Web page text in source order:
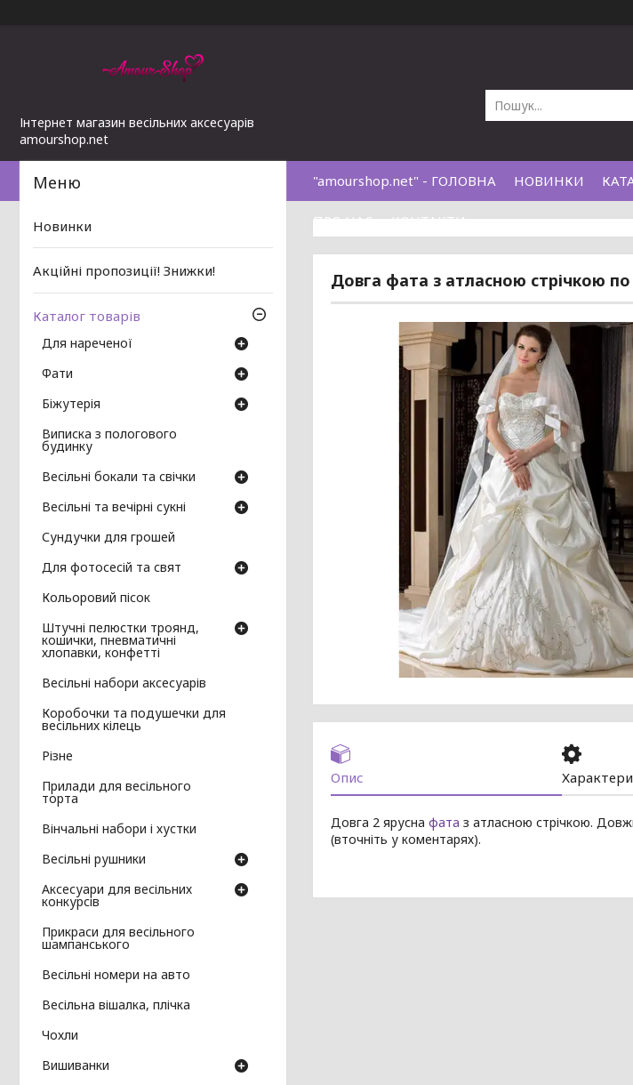
Інтернет магазин весільних аксесуарів
amourshop.net
"amourshop.net" - ГОЛОВНА НОВИНКИ
ПРО НАС КОНТАКТИ
Довга фата з атласною стрічкою
Опис
Довга 2 ярусна фата з атласною стрічкою.
(вточніть у коментарях).
Новинки
Акційні пропозиції! Знижки!
Каталог товарів
Для нареченої
Фати
Біжутерія
Виписка з пологового
будинку
Весільні бокали та свічки
Весільні та вечірні сукні
Сундучки для грошей
Для фотосесій та свят
Кольоровий пісок
Штучні пелюстки троянд,
кошички, пневматичні
хлопавки, конфетті
Весільні набори аксесуарів
Коробочки та подушечки для
весільних кілець
Різне
Прилади для весільного
торта
Вінчальні набори і хустки
Весільні рушники
Аксесуари для весільних
конкурсів
Прикраси для весільного
шампанського
Весільні номери на авто
Весільна вішалка, плічка
Чохли
Вишиванки